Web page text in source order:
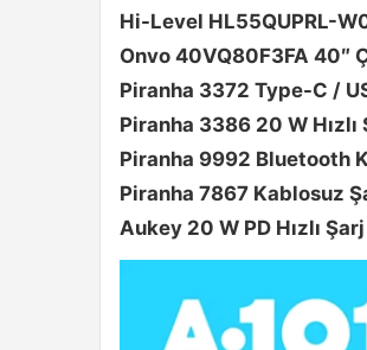
Hi-Level HL55QUPRL-
Onvo 40VQ80F3FA 40″
Piranha 3372 Type-C /
Piranha 3386 20 W
Piranha 9992 Bluetooth
Piranha 7867 Kablosuz
Aukey 20 W PD Hızlı